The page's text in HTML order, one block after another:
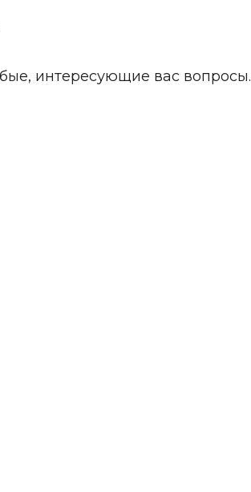
интересующие вас вопросы.